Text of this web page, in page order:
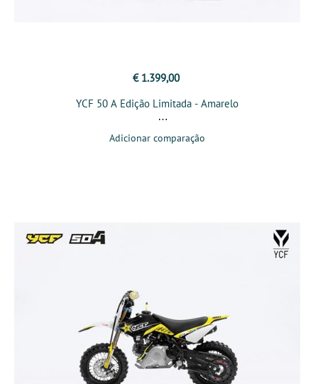
€ 1.399,00
YCF 50 A Edição Limitada - Amarelo
Adicionar comparação